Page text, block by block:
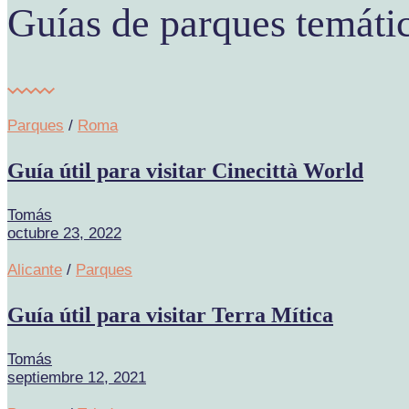
Guías de parques
Parques / Roma
Guía útil para visitar Cinecittà World
Tomás
octubre 23, 2022
Alicante / Parques
Guía útil para visitar Terra Mítica
Tomás
septiembre 12, 2021